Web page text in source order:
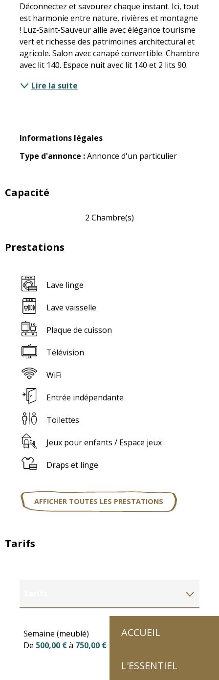
ACCUEIL
L'ESSENTIEL
Déconnectez et savourez chaque instant. Ici, tout
est harmonie entre nature, rivières et montagne
! Luz-Saint-Sauveur allie avec élégance tourisme
vert et richesse des patrimoines architectural et
agricole. Salon avec canapé convertible. Chambre
avec lit 140. Espace nuit avec lit 140 et 2 lits 90.
Lire la suite
Informations légales
Informations légales
Type d'annonce :Annonce d'un particulier
Capacité
2 Chambre(s)
Prestations
Lave linge
Lave vaisselle
Plaque de cuisson
Télévision
WiFi
Entrée indépendante
Toilettes
Jeux pour enfants / Espace jeux
Draps et linge
AFFICHER TOUTES LES PRESTATIONS
Tarifs
Semaine (meublé)
De 500,00 €à 750,00 €